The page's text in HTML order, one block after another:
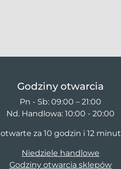
Godziny otwarcia
Pn - Sb: 09:00 – 21:00
Nd. Handlowa: 10:00 - 20:00
otwarte za 10 godzin i 12 minut
Niedziele handlowe
Godziny otwarcia sklepów